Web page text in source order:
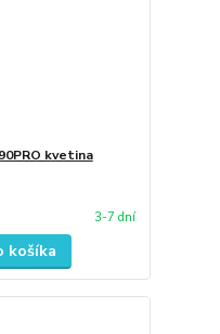
kvetina
3-7 dní
košíka